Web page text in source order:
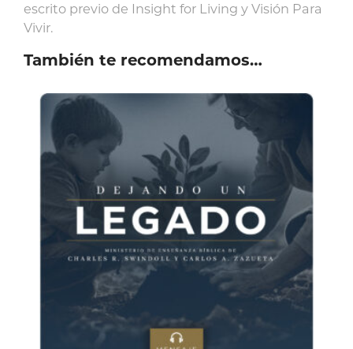
escrito previo de Insight for Living y Visión Para
Vivir.
También te recomendamos…